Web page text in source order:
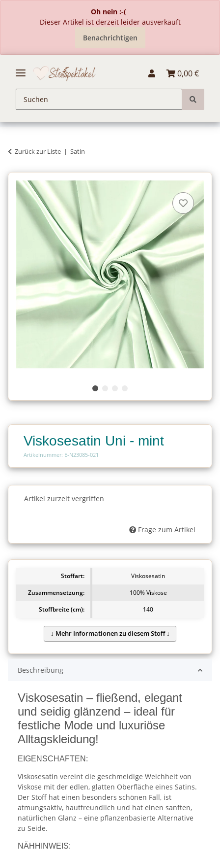
Oh nein :-(
Dieser Artikel ist derzeit leider ausverkauft
Benachrichtigen
0,00 €
Zurück zur Liste Satin
Viskosesatin Uni - mint
Artikelnummer: E-N23085-021
Charge
ChargeArtikel zurzeit vergriffen
Frage zum Artikel
Stoffart:
Viskosesatin
Zusammensetzung:
100% Viskose
Stoffbreite (cm):
140
Beschreibung
Viskosesatin – fließend, elegant
und seidig glänzend – ideal für
festliche Mode und luxuriöse
Alltagskleidung!
EIGENSCHAFTEN:
Viskosesatin vereint die geschmeidige Weichheit von
Viskose mit der edlen, glatten Oberfläche eines Satins.
Der Stoff hat einen besonders schönen Fall, ist
atmungsaktiv, hautfreundlich und hat einen sanften,
natürlichen Glanz – eine pflanzenbasierte Alternative
zu Seide.
NÄHHINWEIS: